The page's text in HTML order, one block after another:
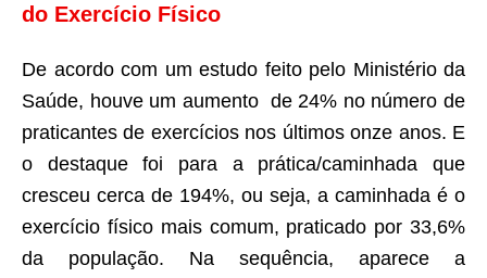
do Exercício Físico
De acordo com um estudo feito pelo Ministério da
Saúde, houve um aumento de 24% no número de
praticantes de exercícios nos últimos onze anos. E
o destaque foi para a prática/caminhada que
cresceu cerca de 194%, ou seja, a caminhada é o
exercício físico mais comum, praticado por 33,6%
da população. Na sequência, aparece a